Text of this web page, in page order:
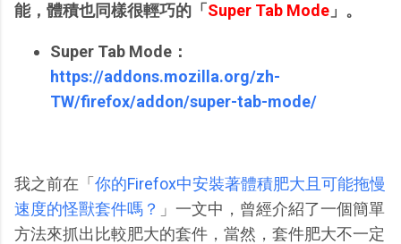
能，體積也同樣很輕巧的「 Super Tab Mode 」。
Super Tab Mode：
https://addons.mozilla.org/zh-
TW/firefox/addon/super-tab-mode/
我之前在「 你的Firefox中安裝著體積肥大且可能拖慢
速度的怪獸套件嗎？ 」一文中，曾經介紹了一個簡單
方法來抓出比較肥大的套件，當然，套件肥大不一定